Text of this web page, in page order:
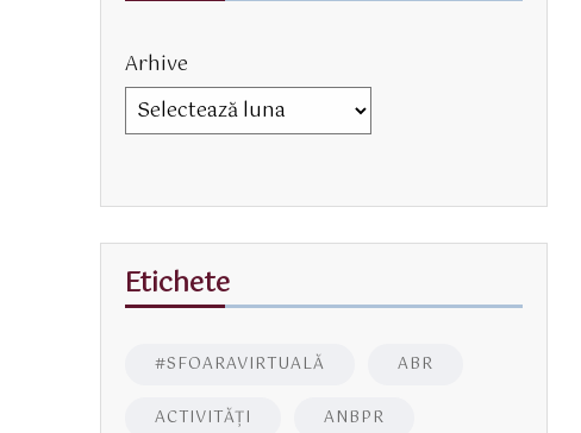
Arhive
Etichete
#SFOARAVIRTUALĂ ABR
ACTIVITĂŢI ANBPR